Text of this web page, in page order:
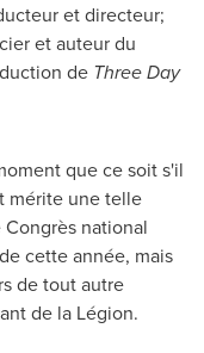
et directeur;
et auteur du
de Three Day
que ce soit s'il
mérite une telle
national
cette année, mais
de tout autre
de la Légion.